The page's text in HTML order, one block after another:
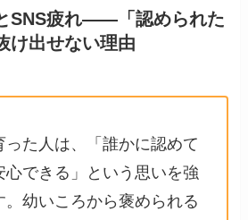
SNS疲れ——「認められた
け出せない理由
った人は、「誰かに認めて
心できる」という思いを強
。幼いころから褒められる